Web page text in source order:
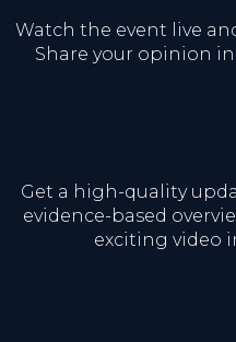
Watch the event live
Share your opinion
Get a high-quality
evidence-based
exciting video